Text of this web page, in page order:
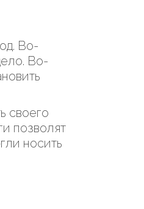
Во-
Во-
своего
позволят
носить